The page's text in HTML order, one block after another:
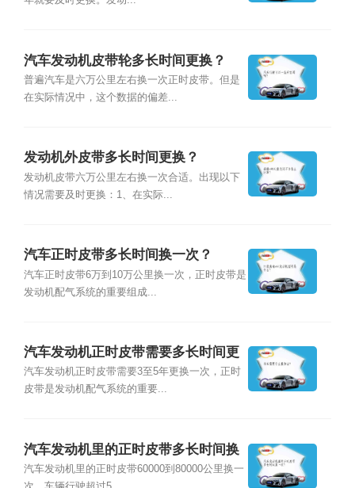
汽车发动机皮带轮多长时间更换？
普遍汽车是六万公里左右换一次正时皮带。但是
在实际情况中，这个数据的偏差...
发动机外皮带多长时间更换？
发动机皮带六万公里左右换一次合适。出现以下
情况需要及时更换：1、在实际...
汽车正时皮带多长时间换一次？
汽车正时皮带6万到10万公里换一次，正时皮带是
发动机配气系统的重要组成...
汽车发动机正时皮带需要多长时间更
换一次？
汽车发动机正时皮带需要3至5年更换一次，正时
皮带是发动机配气系统的重要...
汽车发动机里的正时皮带多长时间换
一次？
汽车发动机里的正时皮带60000到80000公里换一